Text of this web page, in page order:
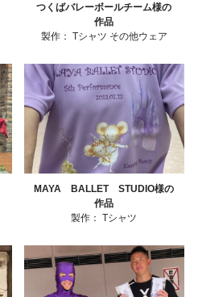
つくばバレーボールチーム様の
作品
製作： Tシャツ その他ウェア
MAYA BALLET STUDIO様の
作品
製作： Tシャツ